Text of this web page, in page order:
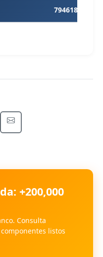
794618.14
+200,000
Consulta
listos